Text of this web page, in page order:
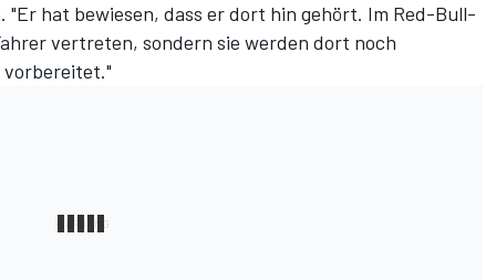
hat bewiesen, dass er dort hin gehört. Im Red-Bull-
vertreten, sondern sie werden dort noch
vorbereitet."